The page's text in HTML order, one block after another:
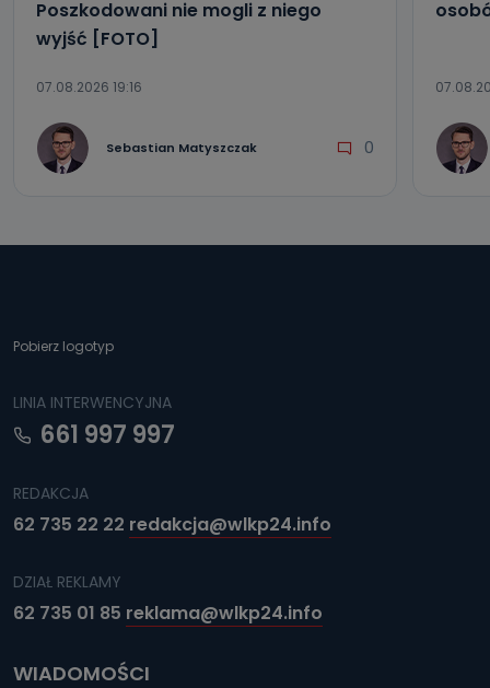
Poszkodowani nie mogli z niego
wyjść [FOTO]
07.08.2026 19:16
Sebastian Matyszczak 0
Pobierz logotyp
LINIA INTERWENCYJNA
661 997 997
REDAKCJA
62 735 22 22 redakcja@wlkp24.info
DZIAŁ REKLAMY
62 735 01 85 reklama@wlkp24.info
WIADOMOŚCI